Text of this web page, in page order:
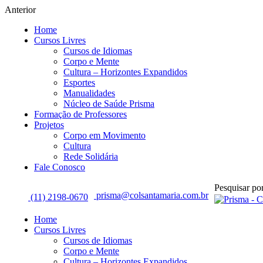
Anterior
Home
Cursos Livres
Cursos de Idiomas
Corpo e Mente
Cultura – Horizontes Expandidos
Esportes
Manualidades
Núcleo de Saúde Prisma
Formação de Professores
Projetos
Corpo em Movimento
Cultura
Rede Solidária
Fale Conosco
(11) 2198-0670 prisma@colsantamaria.com.br
Pesquisar
Home
Cursos Livres
Cursos de Idiomas
Corpo e Mente